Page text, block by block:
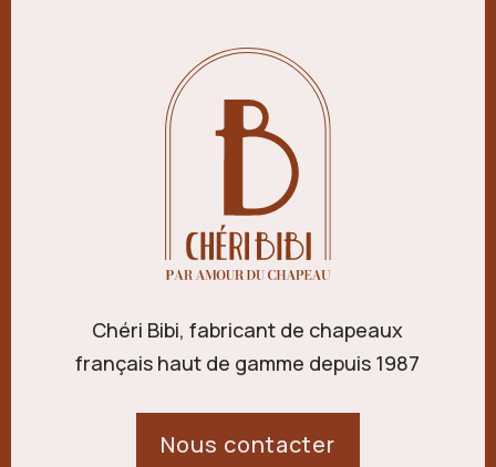
Chéri Bibi, fabricant de chapeaux
français haut de gamme depuis 1987
Nous contacter